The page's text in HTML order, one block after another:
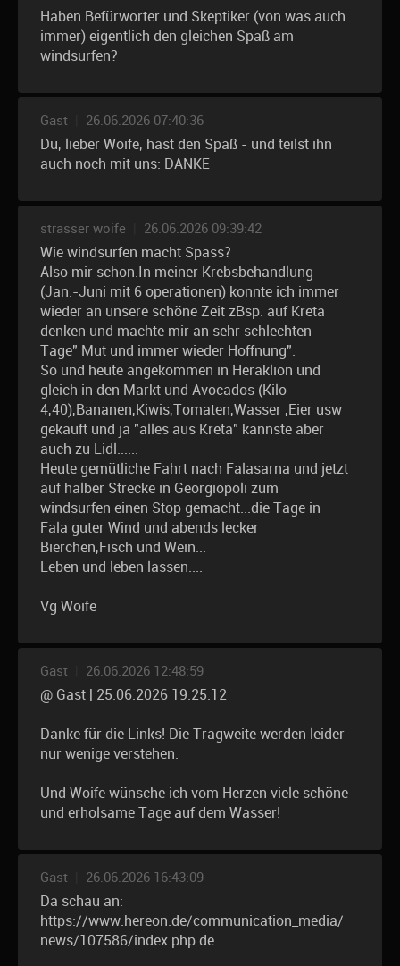
Haben Befürworter und Skeptiker (von was auch
immer) eigentlich den gleichen Spaß am
windsurfen?
Gast 26.06.2026 07:40:36
Du, lieber Woife, hast den Spaß - und teilst ihn
auch noch mit uns: DANKE
strasser woife 26.06.2026 09:39:42
Wie windsurfen macht Spass?
Also mir schon.In meiner Krebsbehandlung
(Jan.-Juni mit 6 operationen) konnte ich immer
wieder an unsere schöne Zeit zBsp. auf Kreta
denken und machte mir an sehr schlechten
Tage" Mut und immer wieder Hoffnung".
So und heute angekommen in Heraklion und
gleich in den Markt und Avocados (Kilo
4,40),Bananen,Kiwis,Tomaten,Wasser ,Eier usw
gekauft und ja "alles aus Kreta" kannste aber
auch zu Lidl......
Heute gemütliche Fahrt nach Falasarna und jetzt
auf halber Strecke in Georgiopoli zum
windsurfen einen Stop gemacht...die Tage in
Fala guter Wind und abends lecker
Bierchen,Fisch und Wein...
Leben und leben lassen....
Vg Woife
Gast 26.06.2026 12:48:59
@ Gast | 25.06.2026 19:25:12
Danke für die Links! Die Tragweite werden leider
nur wenige verstehen.
Und Woife wünsche ich vom Herzen viele schöne
und erholsame Tage auf dem Wasser!
Gast 26.06.2026 16:43:09
Da schau an:
https://www.hereon.de/communication_media/
news/107586/index.php.de